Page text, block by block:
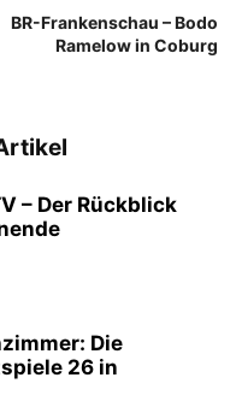
BR-Frankenschau – Bodo
Ramelow in Coburg
– Der Rückblick
Die
26 in